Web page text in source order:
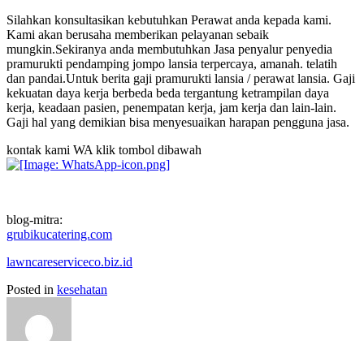
Silahkan konsultasikan kebutuhkan Perawat anda kepada kami.
Kami akan berusaha memberikan pelayanan sebaik
mungkin.Sekiranya anda membutuhkan Jasa penyalur penyedia
pramurukti pendamping jompo lansia terpercaya, amanah. telatih
dan pandai.Untuk berita gaji pramurukti lansia / perawat lansia. Gaji
kekuatan daya kerja berbeda beda tergantung ketrampilan daya
kerja, keadaan pasien, penempatan kerja, jam kerja dan lain-lain.
Gaji hal yang demikian bisa menyesuaikan harapan pengguna jasa.
kontak kami WA klik tombol dibawah
blog-mitra:
grubikucatering.com
lawncareserviceco.biz.id
Posted in kesehatan